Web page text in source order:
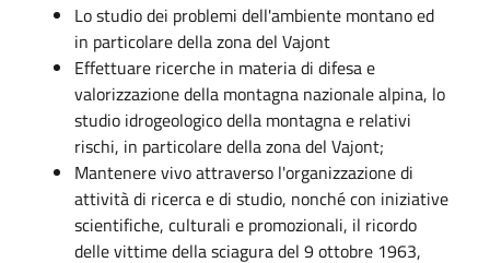
Lo studio dei problemi dell'ambiente montano ed
in particolare della zona del Vajont
Effettuare ricerche in materia di difesa e
valorizzazione della montagna nazionale alpina, lo
studio idrogeologico della montagna e relativi
rischi, in particolare della zona del Vajont;
Mantenere vivo attraverso l'organizzazione di
attività di ricerca e di studio, nonché con iniziative
scientifiche, culturali e promozionali, il ricordo
delle vittime della sciagura del 9 ottobre 1963,